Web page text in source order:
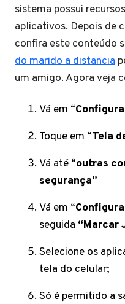
sistema possui
aplicativos. Depois de
confira este conteúdo
do marido a distancia
um amigo. Agora veja
Vá em “
Toque em “Tela
Vá até “outras
segurança”
Vá em “
seguida “Marcar
Selecione os
tela do celular;
Só é permitido a